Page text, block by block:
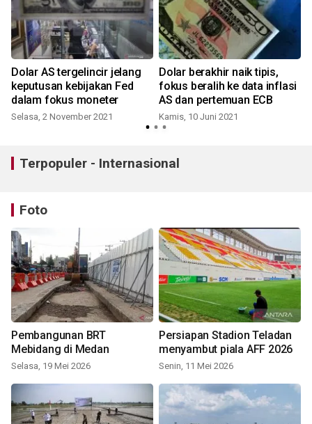
Dolar AS tergelincir jelang
keputusan kebijakan Fed
dalam fokus moneter
Selasa, 2 November 2021
Dolar berakhir naik tipis,
fokus beralih ke data inflasi
AS dan pertemuan ECB
Kamis, 10 Juni 2021
Terpopuler - Internasional
Foto
Pembangunan BRT
Mebidang di Medan
Selasa, 19 Mei 2026
Persiapan Stadion Teladan
menyambut piala AFF 2026
Senin, 11 Mei 2026